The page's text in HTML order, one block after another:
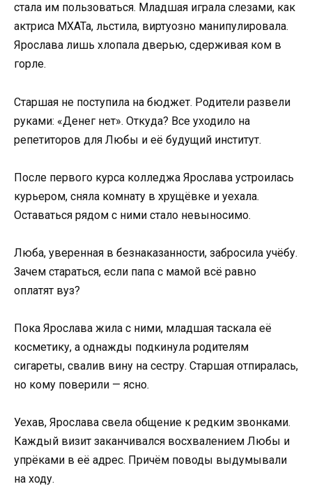
стала им пользоваться. Младшая играла слезами, как
актриса МХАТа, льстила, виртуозно манипулировала.
Ярослава лишь хлопала дверью, сдерживая ком в
горле.
Старшая не поступила на бюджет. Родители развели
руками: «Денег нет». Откуда? Все уходило на
репетиторов для Любы и её будущий институт.
После первого курса колледжа Ярослава устроилась
курьером, сняла комнату в хрущёвке и уехала.
Оставаться рядом с ними стало невыносимо.
Люба, уверенная в безнаказанности, забросила учёбу.
Зачем стараться, если папа с мамой всё равно
оплатят вуз?
Пока Ярослава жила с ними, младшая таскала её
косметику, а однажды подкинула родителям
сигареты, свалив вину на сестру. Старшая отпиралась,
но кому поверили — ясно.
Уехав, Ярослава свела общение к редким звонками.
Каждый визит заканчивался восхвалением Любы и
упрёками в её адрес. Причём поводы выдумывали
на ходу.